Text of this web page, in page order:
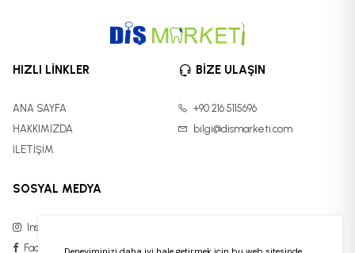
HIZLI LİNKLER
ANA SAYFA
HAKKIMIZDA
İLETİŞİM
BİZE ULAŞIN
+90 216 5115696
bilgi@dismarketi.com
SOSYAL MEDYA
Instagram
Facebook